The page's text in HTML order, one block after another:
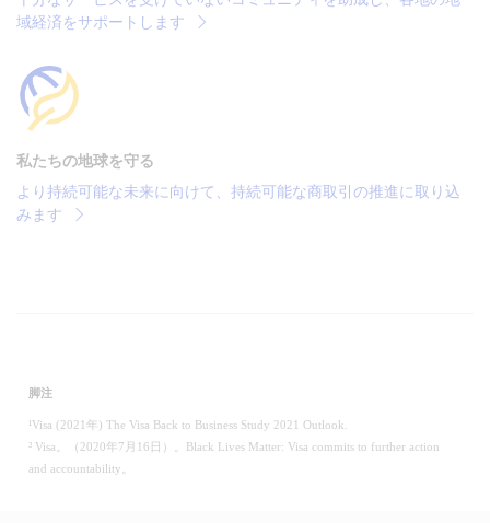
域経済をサポートします
私たちの地球を守る
より持続可能な未来に向けて、持続可能な商取引の推進に取り込
みます
脚注
¹Visa (2021年) The Visa Back to Business Study 2021 Outlook.
² Visa。（2020年7月16日）。Black Lives Matter: Visa commits to further action
and accountability。